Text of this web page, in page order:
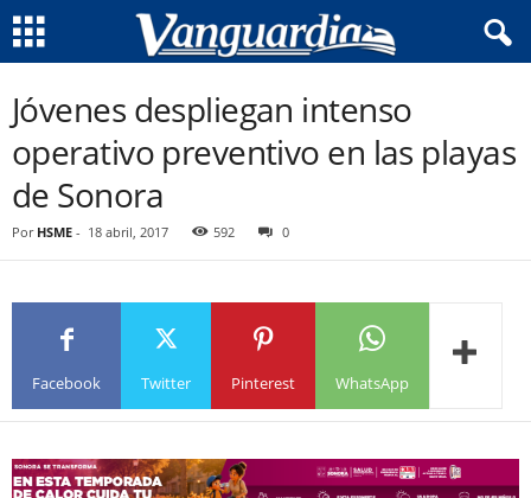
Jóvenes despliegan intenso
operativo preventivo en las playas
de Sonora
Por HSME - 18 abril, 2017 592 0
Facebook Twitter Pinterest WhatsApp